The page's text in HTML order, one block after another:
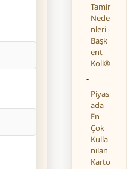
Tamir
Nede
nleri -
Başk
ent
Koli®
-
Piyas
ada
En
Çok
Kulla
nılan
Karto